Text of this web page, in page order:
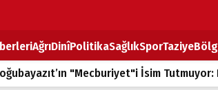
AğrıDinîPolitikaSağlıkSporTaziye
"Mecburiyet"i İsim